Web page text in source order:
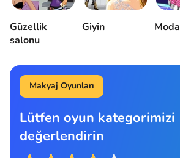
Güzellik
salonu
Giyin Moda
Makyaj Oyunları
Lütfen oyun kategorimizi
değerlendirin